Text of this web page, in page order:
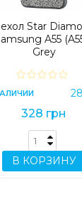
Star
A55
Grey
328 грн
В КОРЗИНУ